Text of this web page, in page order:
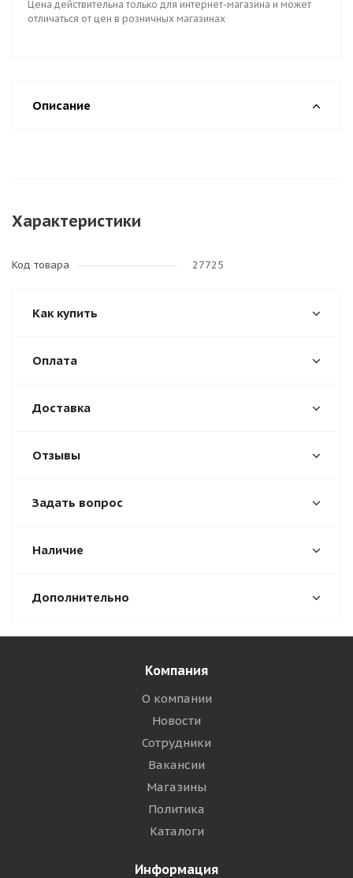
Цена действительна только для интернет-магазина и может
отличаться от цен в розничных магазинах
Описание
Характеристики
Код товара 27725
Как купить
Оплата
Доставка
Отзывы
Задать вопрос
Наличие
Дополнительно
Компания
О компании
Новости
Сотрудники
Вакансии
Магазины
Политика
Каталоги
Информация